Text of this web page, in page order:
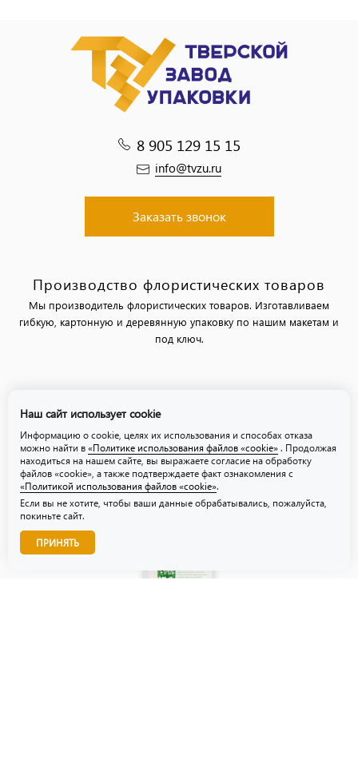
8 905 129 15 15
info@tvzu.ru
Заказать звонок
Производство флористических товаров
Мы производитель флористических товаров. Изготавливаем
гибкую, картонную и деревянную упаковку по нашим макетам и
под ключ.
Политика использования файлов «cookie»
Звоните нам!
Наш сайт использует cookie
Информацию о cookie, целях их использования и способах отказа
можно найти в «Политике использования файлов «cookie» . Продолжая
находиться на нашем сайте, вы выражаете согласие на обработку
файлов «cookie», а также подтверждаете факт ознакомления с
«Политикой использования файлов «cookie».
Если вы не хотите, чтобы ваши данные обрабатывались, пожалуйста,
покиньте сайт.
ПРИНЯТЬ